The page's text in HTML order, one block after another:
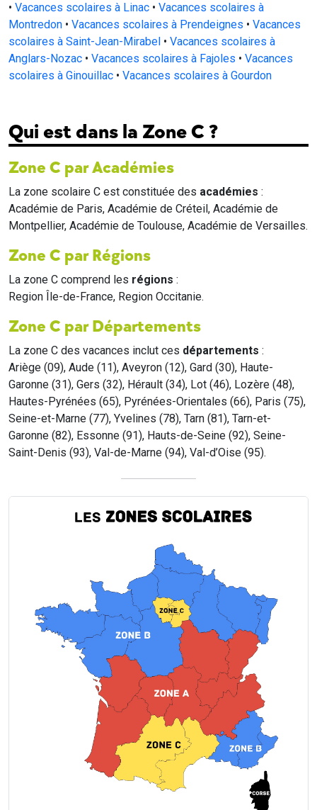
• Vacances scolaires à Linac • Vacances scolaires à
Montredon • Vacances scolaires à Prendeignes • Vacances
scolaires à Saint-Jean-Mirabel • Vacances scolaires à
Anglars-Nozac • Vacances scolaires à Fajoles • Vacances
scolaires à Ginouillac • Vacances scolaires à Gourdon
Qui est dans la Zone C ?
Zone C par Académies
La zone scolaire C est constituée des académies :
Académie de Paris, Académie de Créteil, Académie de
Montpellier, Académie de Toulouse, Académie de Versailles.
Zone C par Régions
La zone C comprend les régions :
Region Île-de-France, Region Occitanie.
Zone C par Départements
La zone C des vacances inclut ces départements :
Ariège (09), Aude (11), Aveyron (12), Gard (30), Haute-
Garonne (31), Gers (32), Hérault (34), Lot (46), Lozère (48),
Hautes-Pyrénées (65), Pyrénées-Orientales (66), Paris (75),
Seine-et-Marne (77), Yvelines (78), Tarn (81), Tarn-et-
Garonne (82), Essonne (91), Hauts-de-Seine (92), Seine-
Saint-Denis (93), Val-de-Marne (94), Val-d’Oise (95).